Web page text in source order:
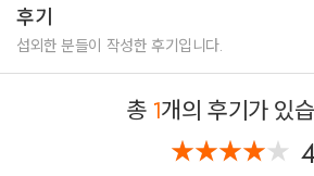
등등
후기
섭외한 분들이 작성한 후기입니다.
총 1개의 후기가 있
★★★★★
★★★★★